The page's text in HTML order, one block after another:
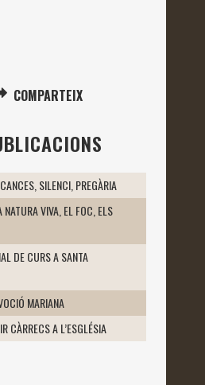
COMPARTEIX
SILENCI, PREGÀRIA
VIVA, EL FOC, ELS
DE CURS A SANTA
MARIANA
CÀRRECS A L’ESGLÉSIA